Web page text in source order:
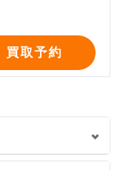
買取予約